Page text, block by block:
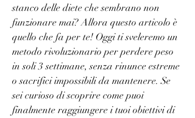
stanco delle diete che sembrano non
funzionare mai? Allora questo articolo è
quello che fa per te! Oggi ti sveleremo un
metodo rivoluzionario per perdere peso
in soli 3 settimane, senza rinunce estreme
o sacrifici impossibili da mantenere. Se
sei curioso di scoprire come puoi
finalmente raggiungere i tuoi obiettivi di